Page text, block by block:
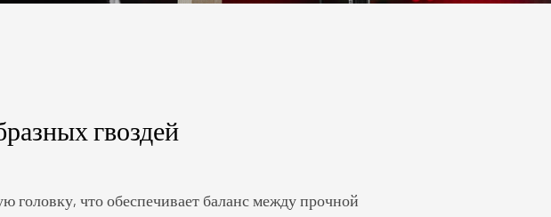
гвоздей
головку, что обеспечивает баланс между прочной